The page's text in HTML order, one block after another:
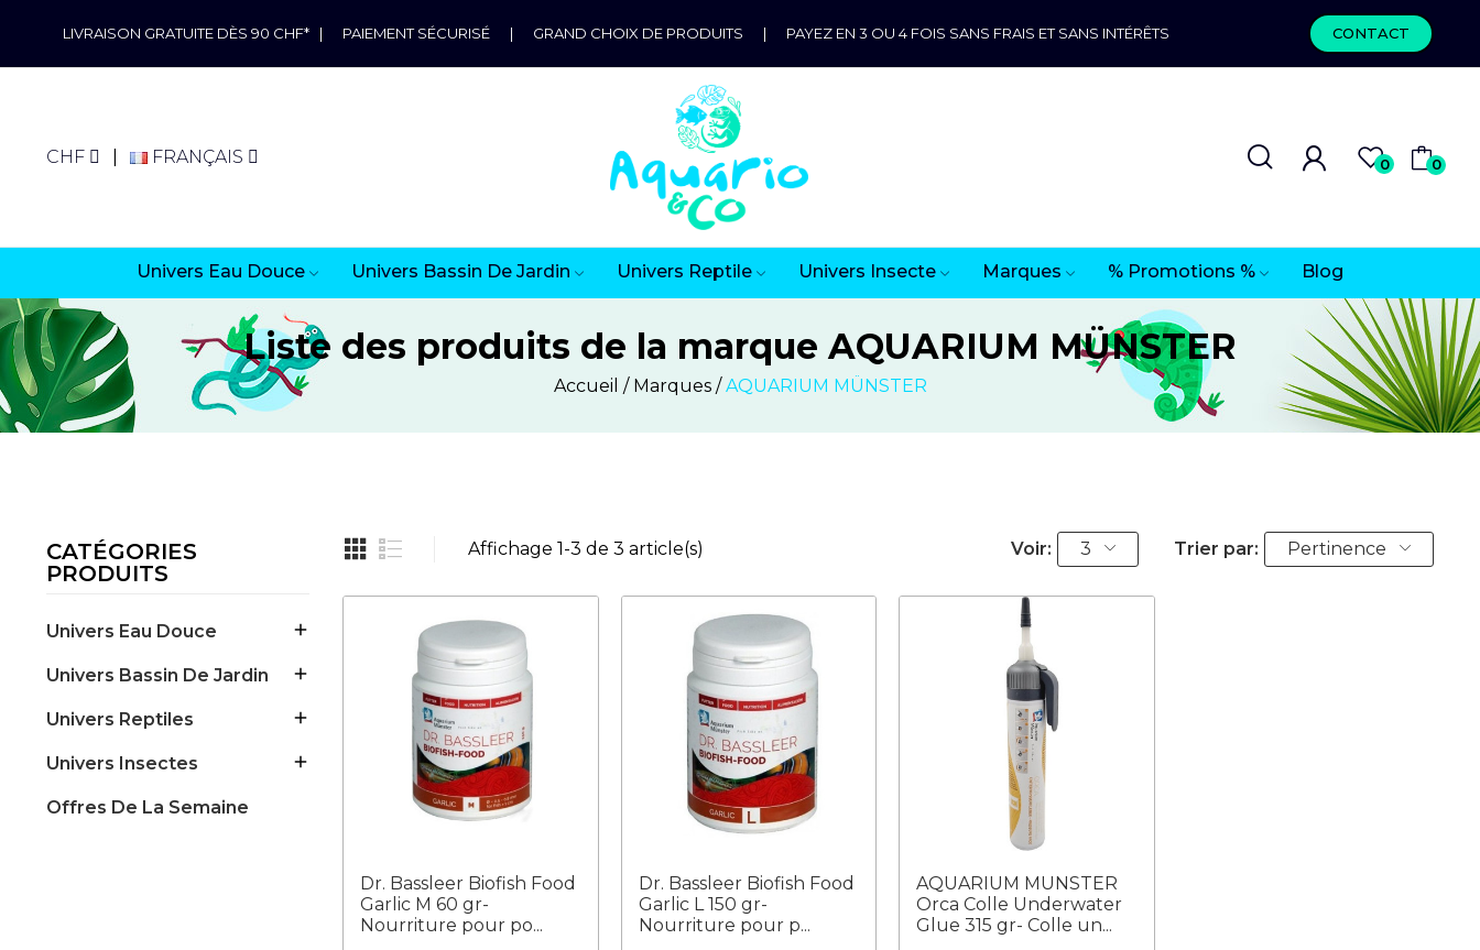
LIVRAISON GRATUITE DÈS 90 CHF* | PAIEMENT SÉCURISÉ | GRAND CHOIX DE PRODUITS | PAYEZ EN 3 OU 4 FOIS SANS FRAIS ET SANS INTÉRÊTS CONTACT
CHF FRANÇAIS 0 0
Univers Eau Douce Univers Bassin De Jardin Univers Reptile Univers Insecte Marques % Promotions % Blog
Liste des produits de la marque AQUARIUM MÜNSTER
Accueil Marques AQUARIUM MÜNSTER
CATÉGORIES
PRODUITS
Univers Eau Douce 
Univers Bassin De Jardin 
Univers Reptiles 
Univers Insectes 
Offres De La Semaine
Affichage 1-3 de 3 article(s) Voir: 3 Trier par: Pertinence
Dr. Bassleer Biofish Food
Garlic M 60 gr-
Nourriture pour po...
Dr. Bassleer Biofish Food
Garlic L 150 gr-
Nourriture pour p...
AQUARIUM MUNSTER
Orca Colle Underwater
Glue 315 gr- Colle un...